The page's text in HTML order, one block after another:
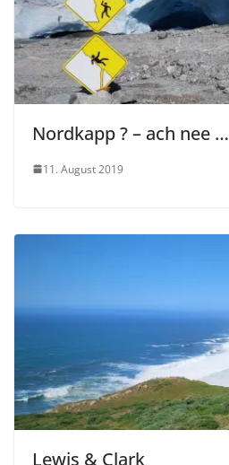
Nordkapp ? – ach nee …
11. August 2019
Lewis & Clark